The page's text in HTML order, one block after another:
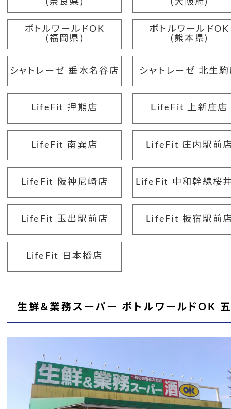
ボトルワールドOK
(福岡県)
ボトルワールドOK
(熊本県)
シャトレーゼ 垂水名谷店 シャトレーゼ 北生駒
LifeFit 押熊店 LifeFit 上新庄店
LifeFit 南巽店 LifeFit 庄内駅前
LifeFit 阪神尼崎店 LifeFit 中和幹線桜
LifeFit 玉出駅前店 LifeFit 板宿駅前
LifeFit 日本橋店
生鮮＆業務スーパー ボトルワールドOK